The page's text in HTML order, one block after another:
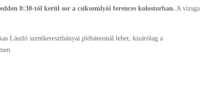
8:30-tól kerül sor a csíksomlyói ferences kolostorban. A vizsga
László szentkeresztbányai plébánosnál lehet, kizárólag a